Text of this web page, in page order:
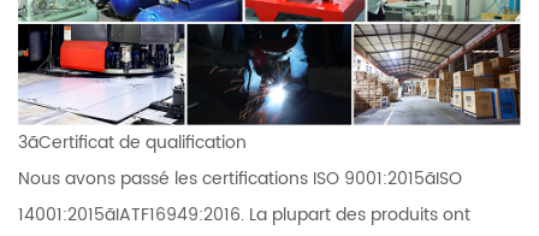
3ãCertificat de qualification
Nous avons passé les certifications ISO 9001:2015ãISO
14001:2015ãIATF16949:2016. La plupart des produits ont